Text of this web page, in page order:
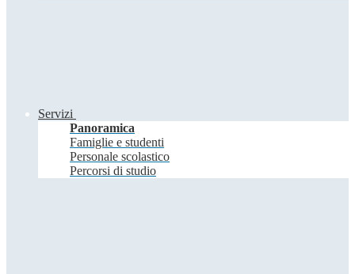
Servizi
Panoramica
Famiglie e studenti
Personale scolastico
Percorsi di studio